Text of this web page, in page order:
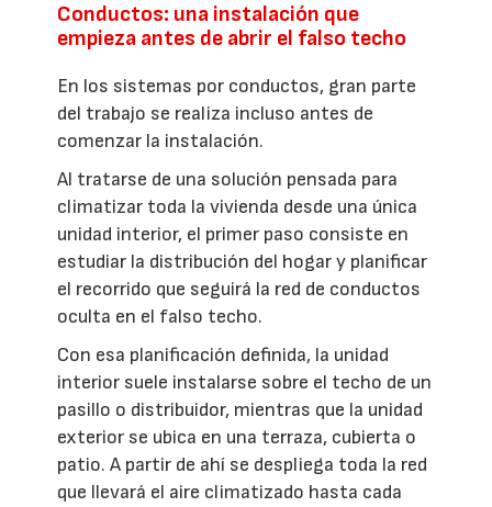
Conductos: una instalación que
empieza antes de abrir el falso techo
En los sistemas por conductos, gran parte
del trabajo se realiza incluso antes de
comenzar la instalación.
Al tratarse de una solución pensada para
climatizar toda la vivienda desde una única
unidad interior, el primer paso consiste en
estudiar la distribución del hogar y planificar
el recorrido que seguirá la red de conductos
oculta en el falso techo.
Con esa planificación definida, la unidad
interior suele instalarse sobre el techo de un
pasillo o distribuidor, mientras que la unidad
exterior se ubica en una terraza, cubierta o
patio. A partir de ahí se despliega toda la red
que llevará el aire climatizado hasta cada